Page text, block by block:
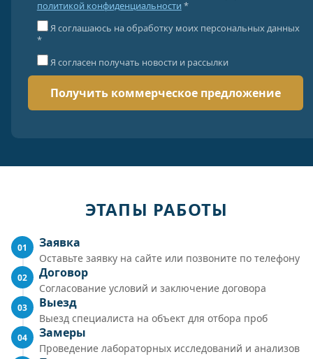
политикой конфиденциальности *
Я соглашаюсь на обработку моих персональных данных
*
Я согласен получать новости и рассылки
ЭТАПЫ РАБОТЫ
01 Заявка
Оставьте заявку на сайте или позвоните по телефону
02 Договор
Согласование условий и заключение договора
03 Выезд
Выезд специалиста на объект для отбора проб
04 Замеры
Проведение лабораторных исследований и анализов